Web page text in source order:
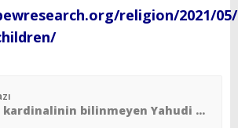
religion/2021/
Vatikan kardinalinin bilinmeyen Yahudi geçmişi